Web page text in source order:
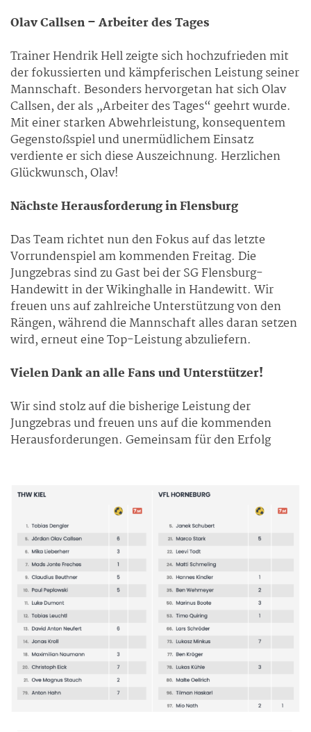
Olav Callsen – Arbeiter des Tages
Trainer Hendrik Hell zeigte sich hochzufrieden mit
der fokussierten und kämpferischen Leistung seiner
Mannschaft. Besonders hervorgetan hat sich Olav
Callsen, der als „Arbeiter des Tages“ geehrt wurde.
Mit einer starken Abwehrleistung, konsequentem
Gegenstoßspiel und unermüdlichem Einsatz
verdiente er sich diese Auszeichnung. Herzlichen
Glückwunsch, Olav!
Nächste Herausforderung in Flensburg
Das Team richtet nun den Fokus auf das letzte
Vorrundenspiel am kommenden Freitag. Die
Jungzebras sind zu Gast bei der SG Flensburg-
Handewitt in der Wikinghalle in Handewitt. Wir
freuen uns auf zahlreiche Unterstützung von den
Rängen, während die Mannschaft alles daran setzen
wird, erneut eine Top-Leistung abzuliefern.
Vielen Dank an alle Fans und Unterstützer!
Wir sind stolz auf die bisherige Leistung der
Jungzebras und freuen uns auf die kommenden
Herausforderungen. Gemeinsam für den Erfolg